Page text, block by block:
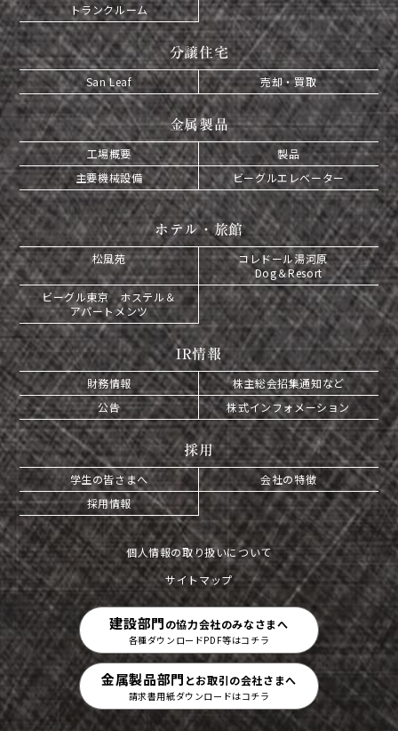
トランクルーム
分譲住宅
San Leaf 売却・買取
金属製品
工場概要
製品
主要機械設備
ビーグルエレベーター
ホテル・旅館
松風苑
コレドール湯河原
Dog＆Resort
ビーグル東京 ホステル＆
アパートメンツ
IR情報
財務情報
株主総会招集通知など
公告
株式インフォメーション
採用
学生の皆さまへ
会社の特徴
採用情報
個人情報の取り扱いについて
サイトマップ
建設部門の協力会社のみなさまへ
各種ダウンロードPDF等はコチラ
金属製品部門 とお取引の会社さまへ
請求書用紙ダウンロードはコチラ